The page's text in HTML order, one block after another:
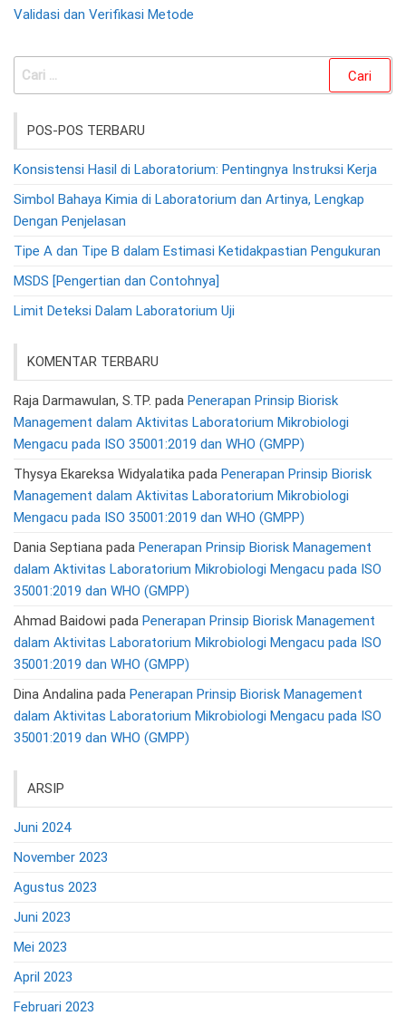
Validasi dan Verifikasi Metode
Cari
POS-POS TERBARU
Konsistensi Hasil di Laboratorium: Pentingnya Instruksi Kerja
Simbol Bahaya Kimia di Laboratorium dan Artinya, Lengkap
Dengan Penjelasan
Tipe A dan Tipe B dalam Estimasi Ketidakpastian Pengukuran
MSDS [Pengertian dan Contohnya]
Limit Deteksi Dalam Laboratorium Uji
KOMENTAR TERBARU
Raja Darmawulan, S.TP. pada Penerapan Prinsip Biorisk
Management dalam Aktivitas Laboratorium Mikrobiologi
Mengacu pada ISO 35001:2019 dan WHO (GMPP)
Thysya Ekareksa Widyalatika pada Penerapan Prinsip Biorisk
Management dalam Aktivitas Laboratorium Mikrobiologi
Mengacu pada ISO 35001:2019 dan WHO (GMPP)
Dania Septiana pada Penerapan Prinsip Biorisk Management
dalam Aktivitas Laboratorium Mikrobiologi Mengacu pada ISO
35001:2019 dan WHO (GMPP)
Ahmad Baidowi pada Penerapan Prinsip Biorisk Management
dalam Aktivitas Laboratorium Mikrobiologi Mengacu pada ISO
35001:2019 dan WHO (GMPP)
Dina Andalina pada Penerapan Prinsip Biorisk Management
dalam Aktivitas Laboratorium Mikrobiologi Mengacu pada ISO
35001:2019 dan WHO (GMPP)
ARSIP
Juni 2024
November 2023
Agustus 2023
Juni 2023
Mei 2023
April 2023
Februari 2023